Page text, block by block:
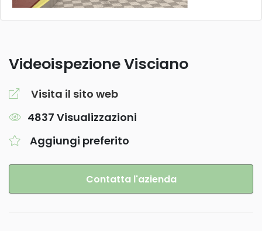
Videoispezione Visciano
Visita il sito web
4837 Visualizzazioni
Aggiungi preferito
Contatta l'azienda